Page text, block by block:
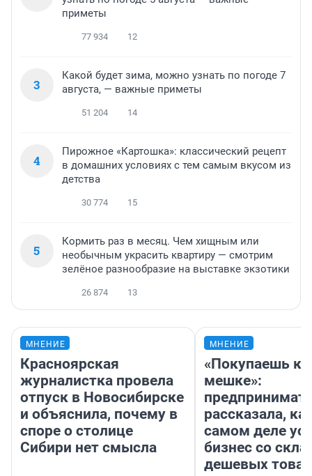
приметы
77 934 12
3
Какой будет зима, можно узнать по погоде 7
августа, — важные приметы
51 204 14
4
Пирожное «Картошка»: классический рецепт
в домашних условиях с тем самым вкусом из
детства
30 774 15
5
Кормить раз в месяц. Чем хищным или
необычным украсить квартиру — смотрим
зелёное разнообразие на выставке экзотики
26 874 13
МНЕНИЕ
Красноярская
журналистка провела
отпуск в Новосибирске
и объяснила, почему в
споре о столице
Сибири нет смысла
МНЕНИЕ
«Покупаешь
мешке»:
рассказала,
самом деле
бизнес со
дешевых